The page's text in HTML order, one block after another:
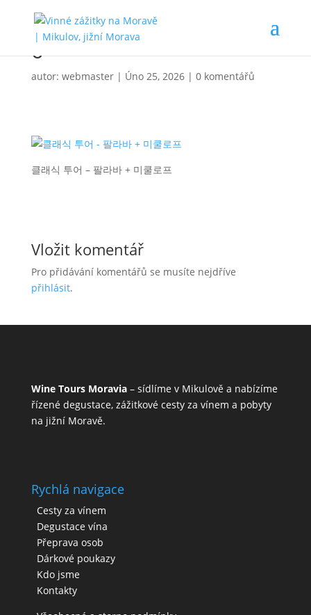
6
autor: webmaster| Úno 25, 2026| 0 komentářů
클래식 투어 – 팔라바 + 미쿨로프
Vložit komentář
Pro přidávání komentářů se musíte nejdříve
přihlásit.
Wine Tours Moravia– sídlíme v Mikulově a nabízíme
řízené degustace, zážitkové cesty za vínem a pobyty
na jižní Moravě.
Rychlá navigace
Cesty za vínem
Degustace vína
Přeprava osob
Dárkové poukazy
Kdo jsme
Kontakty